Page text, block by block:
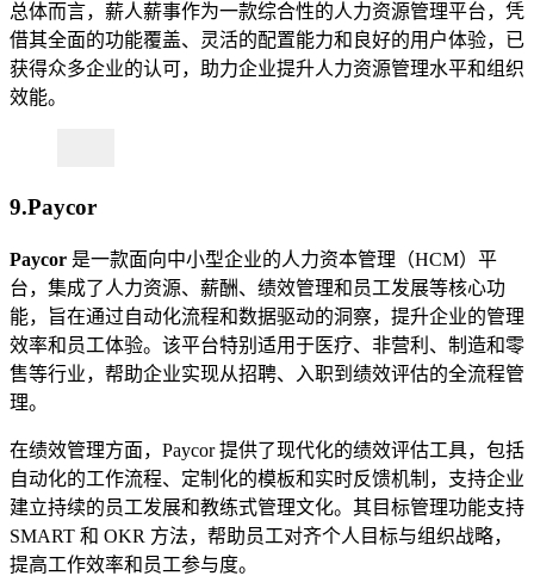
总体而言，薪人薪事作为一款综合性的人力资源管理平台，凭
借其全面的功能覆盖、灵活的配置能力和良好的用户体验，已
获得众多企业的认可，助力企业提升人力资源管理水平和组织
效能。
9.Paycor
Paycor 是一款面向中小型企业的人力资本管理（HCM）平
台，集成了人力资源、薪酬、绩效管理和员工发展等核心功
能，旨在通过自动化流程和数据驱动的洞察，提升企业的管理
效率和员工体验。该平台特别适用于医疗、非营利、制造和零
售等行业，帮助企业实现从招聘、入职到绩效评估的全流程管
理。
在绩效管理方面，Paycor 提供了现代化的绩效评估工具，包括
自动化的工作流程、定制化的模板和实时反馈机制，支持企业
建立持续的员工发展和教练式管理文化。其目标管理功能支持
SMART 和 OKR 方法，帮助员工对齐个人目标与组织战略，
提高工作效率和员工参与度。